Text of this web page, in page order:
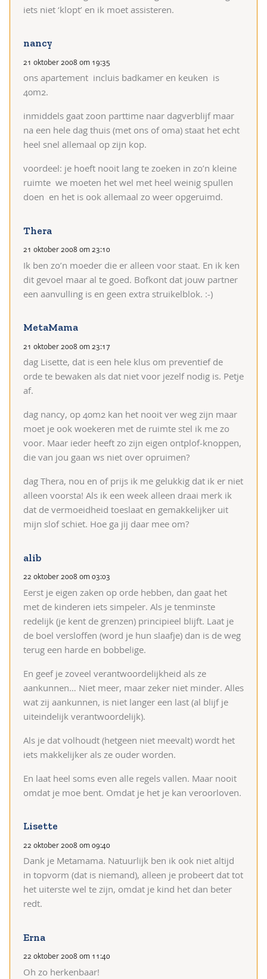
iets niet ‘klopt’ en ik moet assisteren.
nancy
21 oktober 2008 om 19:35
ons apartement  incluis badkamer en keuken  is
40m2.
inmiddels gaat zoon parttime naar dagverblijf maar
na een hele dag thuis (met ons of oma) staat het echt
heel snel allemaal op zijn kop.
voordeel: je hoeft nooit lang te zoeken in zo’n kleine
ruimte  we moeten het wel met heel weinig spullen
doen  en het is ook allemaal zo weer opgeruimd.
Thera
21 oktober 2008 om 23:10
Ik ben zo’n moeder die er alleen voor staat. En ik ken
dit gevoel maar al te goed. Bofkont dat jouw partner
een aanvulling is en geen extra struikelblok. :-)
MetaMama
21 oktober 2008 om 23:17
dag Lisette, dat is een hele klus om preventief de
orde te bewaken als dat niet voor jezelf nodig is. Petje
af.
dag nancy, op 40m2 kan het nooit ver weg zijn maar
moet je ook woekeren met de ruimte stel ik me zo
voor. Maar ieder heeft zo zijn eigen ontplof-knoppen,
die van jou gaan ws niet over opruimen?
dag Thera, nou en of prijs ik me gelukkig dat ik er niet
alleen voorsta! Als ik een week alleen draai merk ik
dat de vermoeidheid toeslaat en gemakkelijker uit
mijn slof schiet. Hoe ga jij daar mee om?
alib
22 oktober 2008 om 03:03
Eerst je eigen zaken op orde hebben, dan gaat het
met de kinderen iets simpeler. Als je tenminste
redelijk (je kent de grenzen) principieel blijft. Laat je
de boel versloffen (word je hun slaafje) dan is de weg
terug een harde en bobbelige.
En geef je zoveel verantwoordelijkheid als ze
aankunnen… Niet meer, maar zeker niet minder. Alles
wat zij aankunnen, is niet langer een last (al blijf je
uiteindelijk verantwoordelijk).
Als je dat volhoudt (hetgeen niet meevalt) wordt het
iets makkelijker als ze ouder worden.
En laat heel soms even alle regels vallen. Maar nooit
omdat je moe bent. Omdat je het je kan veroorloven.
Lisette
22 oktober 2008 om 09:40
Dank je Metamama. Natuurlijk ben ik ook niet altijd
in topvorm (dat is niemand), alleen je probeert dat tot
het uiterste wel te zijn, omdat je kind het dan beter
redt.
Erna
22 oktober 2008 om 11:40
Oh zo herkenbaar!